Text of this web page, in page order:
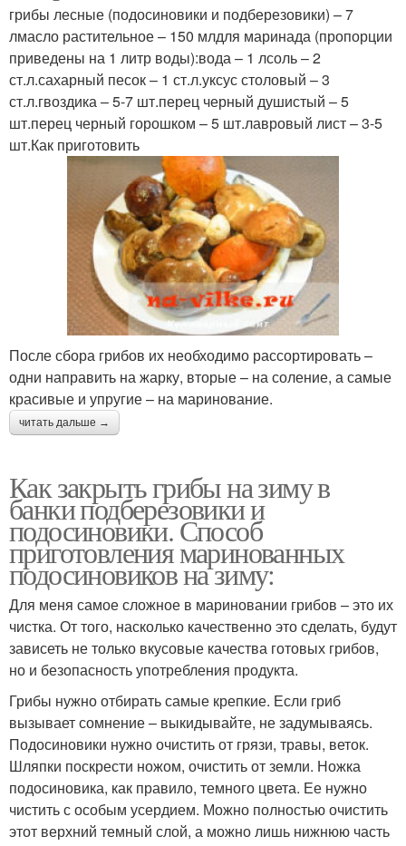
грибы лесные (подосиновики и подберезовики) – 7
лмасло растительное – 150 млдля маринада (пропорции
приведены на 1 литр воды):вода – 1 лсоль – 2
ст.л.сахарный песок – 1 ст.л.уксус столовый – 3
ст.л.гвоздика – 5-7 шт.перец черный душистый – 5
шт.перец черный горошком – 5 шт.лавровый лист – 3-5
шт.Как приготовить
После сбора грибов их необходимо рассортировать –
одни направить на жарку, вторые – на соление, а самые
красивые и упругие – на маринование.
читать дальше →
Как закрыть грибы на зиму в
банки подберезовики и
подосиновики. Способ
приготовления маринованных
подосиновиков на зиму:
Для меня самое сложное в мариновании грибов – это их
чистка. От того, насколько качественно это сделать, будут
зависеть не только вкусовые качества готовых грибов,
но и безопасность употребления продукта.
Грибы нужно отбирать самые крепкие. Если гриб
вызывает сомнение – выкидывайте, не задумываясь.
Подосиновики нужно очистить от грязи, травы, веток.
Шляпки поскрести ножом, очистить от земли. Ножка
подосиновика, как правило, темного цвета. Ее нужно
чистить с особым усердием. Можно полностью очистить
этот верхний темный слой, а можно лишь нижнюю часть